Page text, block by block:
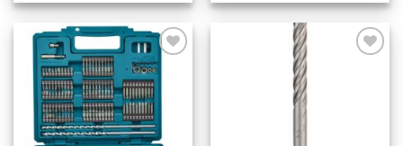
Dodaj